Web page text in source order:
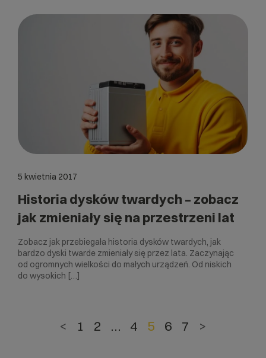
5 kwietnia 2017
Historia dysków twardych – zobacz
jak zmieniały się na przestrzeni lat
Zobacz jak przebiegała historia dysków twardych, jak
bardzo dyski twarde zmieniały się przez lata. Zaczynając
od ogromnych wielkości do małych urządzeń. Od niskich
do wysokich […]
< 1 2 … 4 5 6 7 >